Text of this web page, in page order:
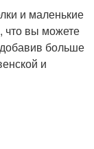
и маленькие
что вы можете
больше
и